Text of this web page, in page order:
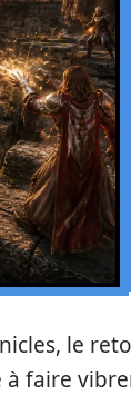
le
faire